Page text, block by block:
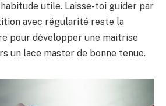
utile. Laisse-toi guider par
avec régularité reste la
pour développer une maitrise
un lace master de bonne tenue.